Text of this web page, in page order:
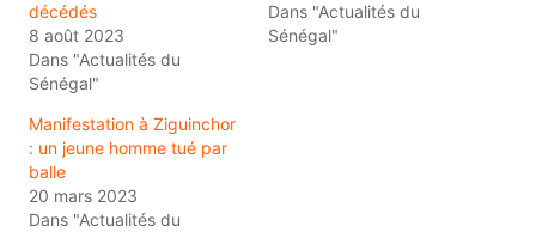
décédés
8 août 2023
Dans "Actualités du
Sénégal"
Dans "Actualités du
Sénégal"
Manifestation à Ziguinchor
: un jeune homme tué par
balle
20 mars 2023
Dans "Actualités du